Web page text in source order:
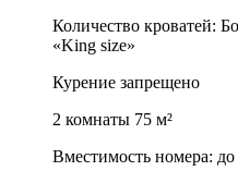
Количество кроватей:
«King size»
Курение запрещено
2 комнаты 75 м²
Вместимость номера: до